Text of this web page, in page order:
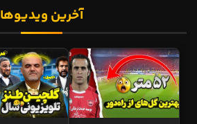
آخرین ویدیوها